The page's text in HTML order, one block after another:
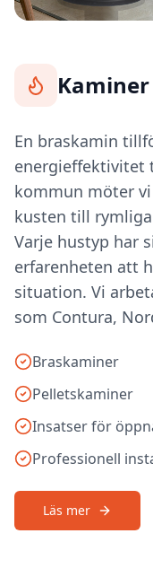
En braskamin
energieffektivitet
kommun möter
kusten till
Varje hustyp har
erfarenheten att
situation. Vi
som Contura,
Braskaminer
Pelletskaminer
Insatser för
Professionell
Läs mer